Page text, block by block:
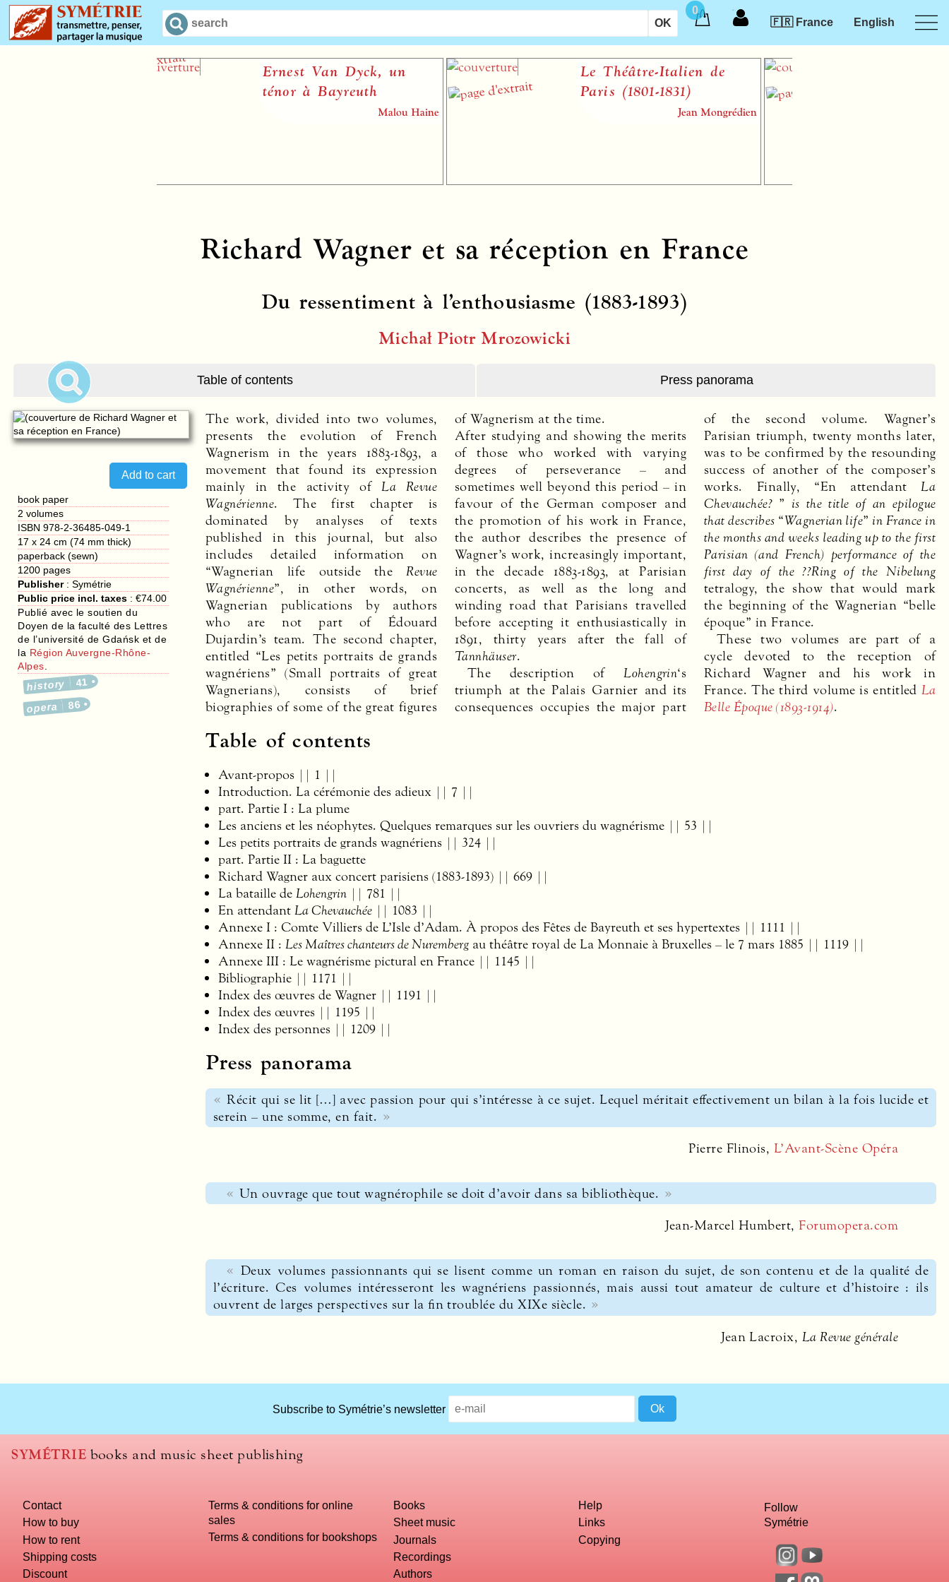
0
🇫🇷 France
English
Ernest Van Dyck, un
ténor à Bayreuth
Malou Haine
Le Théâtre-Italien de
Paris (1801-1831)
Jean Mongrédien
Richard Wagner et sa réception en France
Du ressentiment à l’enthousiasme (1883-1893)
Michał Piotr Mrozowicki
Table of contents Press panorama
book paper
2 volumes
ISBN 978-2-36485-049-1
17 x 24 cm (74 mm thick)
paperback (sewn)
1200 pages
Publisher:Symétrie
Public price incl. taxes :€74.00
Publié avec le soutien du
Doyen de la faculté des Lettres
de l’université de Gdańsk et de
la Région Auvergne-Rhône-
Alpes
history 41
opera 86
The work, divided into two volumes,
presents the evolution of French
Wagnerism in the years 1883-1893, a
movement that found its expression
mainly in the activity ofLa Revue
Wagnérienne. The first chapter is
dominated by analyses of texts
published in this journal, but also
includes detailed information on
“Wagnerian life outside theRevue
Wagnérienne”, in other words, on
Wagnerian publications by authors
who are not part of Édouard
Dujardin’s team. The second chapter,
entitled “Les petits portraits de grands
wagnériens” (Small portraits of great
Wagnerians), consists of brief
biographies of some of the great figures
of Wagnerism at the time.
After studying and showing the merits
of those who worked with varying
degrees of perseverance – and
sometimes well beyond this period – in
favour of the German composer and
the promotion of his work in France,
the author describes the presence of
Wagner’s work, increasingly important,
in the decade 1883-1893, at Parisian
concerts, as well as the long and
winding road that Parisians travelled
before accepting it enthusiastically in
1891, thirty years after the fall of
Tannhäuser.
The description ofLohengrin‘s
triumph at the Palais Garnier and its
consequences occupies the major part
of the second volume. Wagner’s
Parisian triumph, twenty months later,
was to be confirmed by the resounding
success of another of the composer’s
works. Finally, “En attendantLa
Chevauchée? ” is the title of an epilogue
that describes “Wagnerian life” in France in
the months and weeks leading up to the first
Parisian (and French) performance of the
first day of the ??Ring of the Nibelung
tetralogy, the show that would mark
the beginning of the Wagnerian “belle
époque” in France.
These two volumes are part of a
cycle devoted to the reception of
Richard Wagner and his work in
France. The third volume is entitled La
Belle Époque (1893-1914).
Table of contents
Avant-propos || 1 ||
Introduction. La cérémonie des adieux || 7 ||
part. Partie I : La plume
Les anciens et les néophytes. Quelques remarques sur les ouvriers du wagnérisme || 53 ||
Les petits portraits de grands wagnériens || 324 ||
part. Partie II : La baguette
Richard Wagner aux concert parisiens (1883-1893) || 669 ||
La bataille de Lohengrin || 781 ||
En attendant La Chevauchée || 1083 ||
Annexe I : Comte Villiers de L’Isle d’Adam. À propos des Fêtes de Bayreuth et ses hypertextes || 1111 ||
Annexe II : Les Maîtres chanteurs de Nuremberg au théâtre royal de La Monnaie à Bruxelles – le 7 mars 1885 || 1119 ||
Annexe III : Le wagnérisme pictural en France || 1145 ||
Bibliographie || 1171 ||
Index des œuvres de Wagner || 1191 ||
Index des œuvres || 1195 ||
Index des personnes || 1209 ||
Press panorama
Récit qui se lit […] avec passion pour qui s’intéresse à ce sujet. Lequel méritait effectivement un bilan à la fois lucide et
serein – une somme, en fait.
Pierre Flinois, L’Avant-Scène Opéra
Un ouvrage que tout wagnérophile se doit d’avoir dans sa bibliothèque.
Jean-Marcel Humbert,Forumopera.com
Deux volumes passionnants qui se lisent comme un roman en raison du sujet, de son contenu et de la qualité de
l’écriture. Ces volumes intéresseront les wagnériens passionnés, mais aussi tout amateur de culture et d’histoire : ils
ouvrent de larges perspectives sur la fin troublée du XIXe siècle.
Jean Lacroix, La Revue générale
Subscribe to Symétrie’s newsletter
SYMÉTRIE books and music sheet publishing
Contact
How to buy
How to rent
Shipping costs
Discount
Terms & conditions for online
sales
Terms & conditions for bookshops
Books
Sheet music
Journals
Recordings
Authors
Help
Links
Copying
Follow
Symétrie